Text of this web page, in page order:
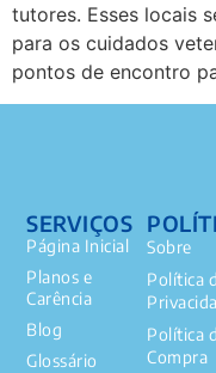
tutores. Esses locais
para os cuidados
pontos de encontro
Sobre
Política
Política
Compra
SERVIÇOS
Página Inicial
Planos e
Carência
Blog
Glossário